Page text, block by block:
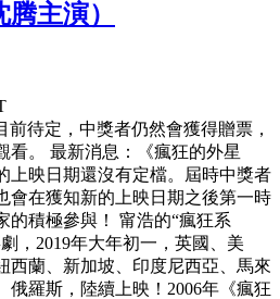
主演）
待定，中獎者仍然會獲得贈票，
看。 最新消息：《瘋狂的外星
上映日期還沒有定檔。屆時中獎者
會在獲知新的上映日期之後第一時
的積極參與！ 甯浩的“瘋狂系
，2019年大年初一，英國、美
西蘭、新加坡、印度尼西亞、馬來
俄羅斯，陸續上映！2006年《瘋狂